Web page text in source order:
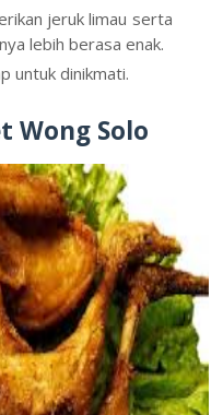
jeruk limau serta
lebih berasa enak.
untuk dinikmati.
Wong Solo